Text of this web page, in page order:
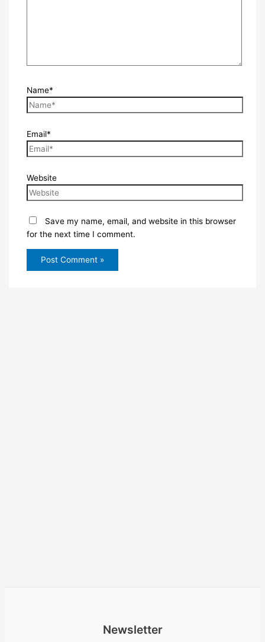
Name*
Email*
Website
Save my name, email, and website in this browser
for the next time I comment.
Newsletter